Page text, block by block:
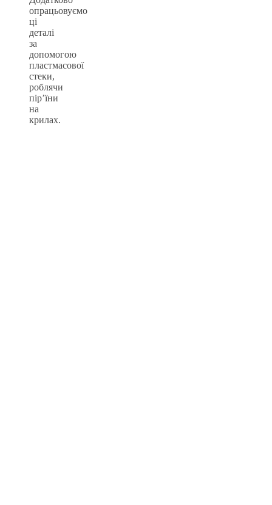
опрацьовуємо
ці
деталі
за
допомогою
пластмасової
стеки,
роблячи
пір’їни
на
крилах.